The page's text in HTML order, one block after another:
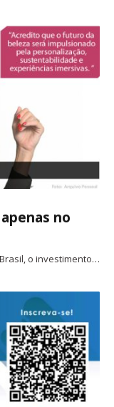
no
o investimento…